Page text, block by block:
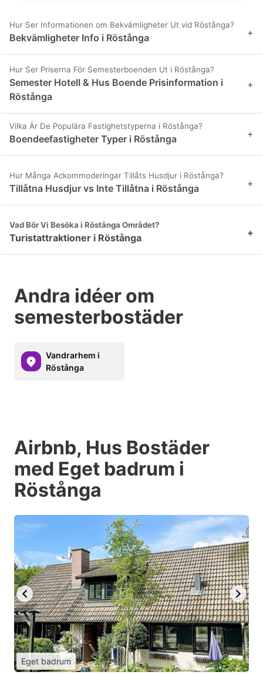
Hur Ser Informationen om Bekvämligheter Ut vid Röstånga?
Bekvämligheter Info i Röstånga +
Hur Ser Priserna För Semesterboenden Ut i Röstånga?
Semester Hotell & Hus Boende Prisinformation i
Röstånga
+
Vilka Är De Populära Fastighetstyperna i Röstånga?
Boendeefastigheter Typer i Röstånga +
Hur Många Ackommoderingar Tillåts Husdjur i Röstånga?
Tillåtna Husdjur vs Inte Tillåtna i Röstånga +
Vad Bör Vi Besöka i Röstånga Området?
Turistattraktioner i Röstånga +
Andra idéer om
semesterbostäder
Vandrarhem i
Röstånga
Airbnb, Hus Bostäder
med Eget badrum i
Röstånga
Eget badrum